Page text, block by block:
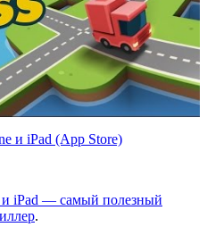
и iPad (App Store)
iPad — самый полезный
.